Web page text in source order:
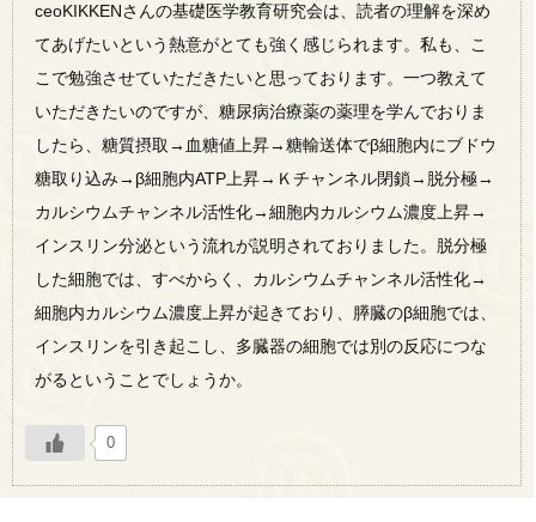
ceoKIKKENさんの基礎医学教育研究会は、読者の理解を深め
てあげたいという熱意がとても強く感じられます。私も、こ
こで勉強させていただきたいと思っております。一つ教えて
いただきたいのですが、糖尿病治療薬の薬理を学んでおりま
したら、糖質摂取→血糖値上昇→糖輸送体でβ細胞内にブドウ
糖取り込み→β細胞内ATP上昇→Ｋチャンネル閉鎖→脱分極→
カルシウムチャンネル活性化→細胞内カルシウム濃度上昇→
インスリン分泌という流れが説明されておりました。脱分極
した細胞では、すべからく、カルシウムチャンネル活性化→
細胞内カルシウム濃度上昇が起きており、膵臓のβ細胞では、
インスリンを引き起こし、多臓器の細胞では別の反応につな
がるということでしょうか。
0